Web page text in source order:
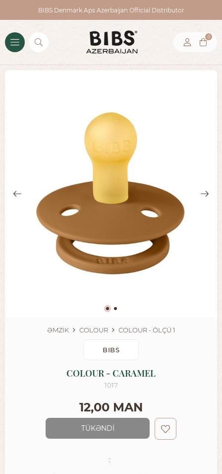
BIBS Denmark Aps Azerbaijan Official Distributor
0
ƏMZİK COLOUR COLOUR - ÖLÇÜ 1
BIBS
COLOUR - CARAMEL
1017
12,00 MAN
TÜKƏNDİ
: